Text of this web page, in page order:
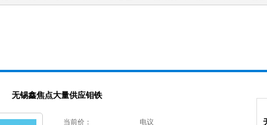
无锡鑫焦点大量供应钼铁
当前价： 电议